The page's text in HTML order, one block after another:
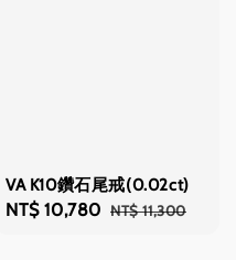
VA K10鑽石尾戒(0.02ct)
Sale
NT$ 10,780 Regular
NT$ 11,300